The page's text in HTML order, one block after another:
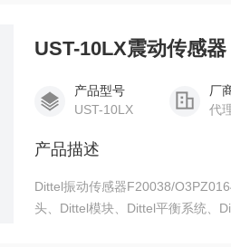
UST-10LX震动传感
产品型号
UST-10LX
厂
代
产品描述
Dittel振动传感器F20038/
头、Dittel模块、Dittel平衡系统、